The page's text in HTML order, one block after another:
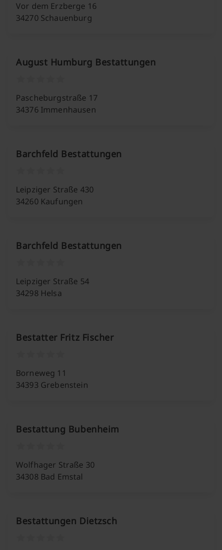
Vor dem Erzberge 16
34270 Schauenburg
August Humburg Bestattungen
Pascheburgstraße 17
34376 Immenhausen
Barchfeld Bestattungen
Leipziger Straße 430
34260 Kaufungen
Barchfeld Bestattungen
Leipziger Straße 54
34298 Helsa
Bestatter Fritz Fischer
Borneweg 11
34393 Grebenstein
Bestattung Bubenheim
Wolfhager Straße 30
34308 Bad Emstal
Bestattungen Dietzsch